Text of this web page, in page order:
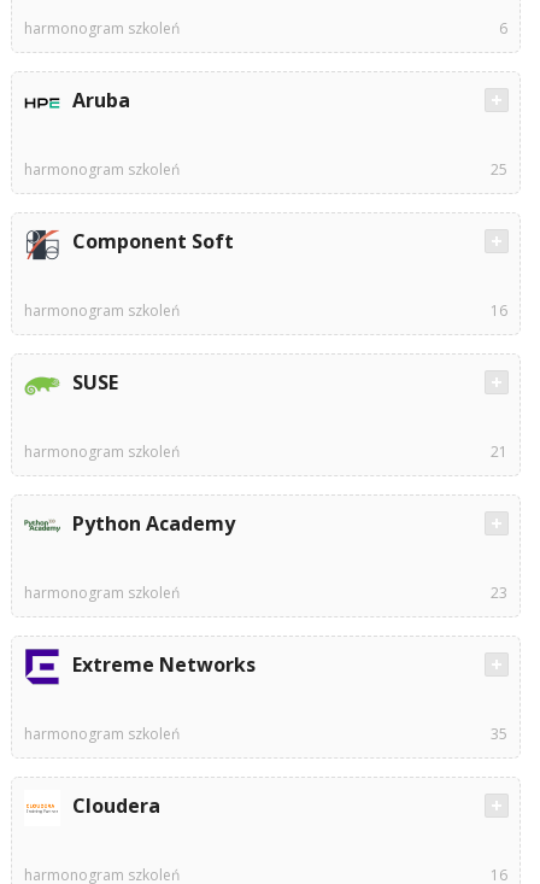
harmonogram szkoleń 6
Aruba
harmonogram szkoleń 25
Component Soft
harmonogram szkoleń 16
SUSE
harmonogram szkoleń 21
Python Academy
harmonogram szkoleń 23
Extreme Networks
harmonogram szkoleń 35
Cloudera
harmonogram szkoleń 16